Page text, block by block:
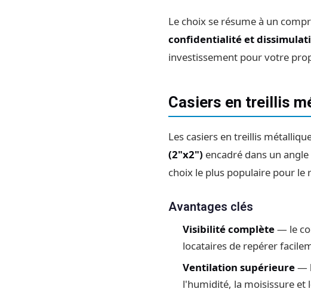
Le choix se résume à un
confidentialité et
investissement pour votre
Casiers en treillis
Les casiers en treillis
(2"x2") encadré dans un
choix le plus populaire pour le
Avantages clés
Visibilité complète— le
locataires de repérer
Ventilation supérieure—
l'humidité, la moisissure et